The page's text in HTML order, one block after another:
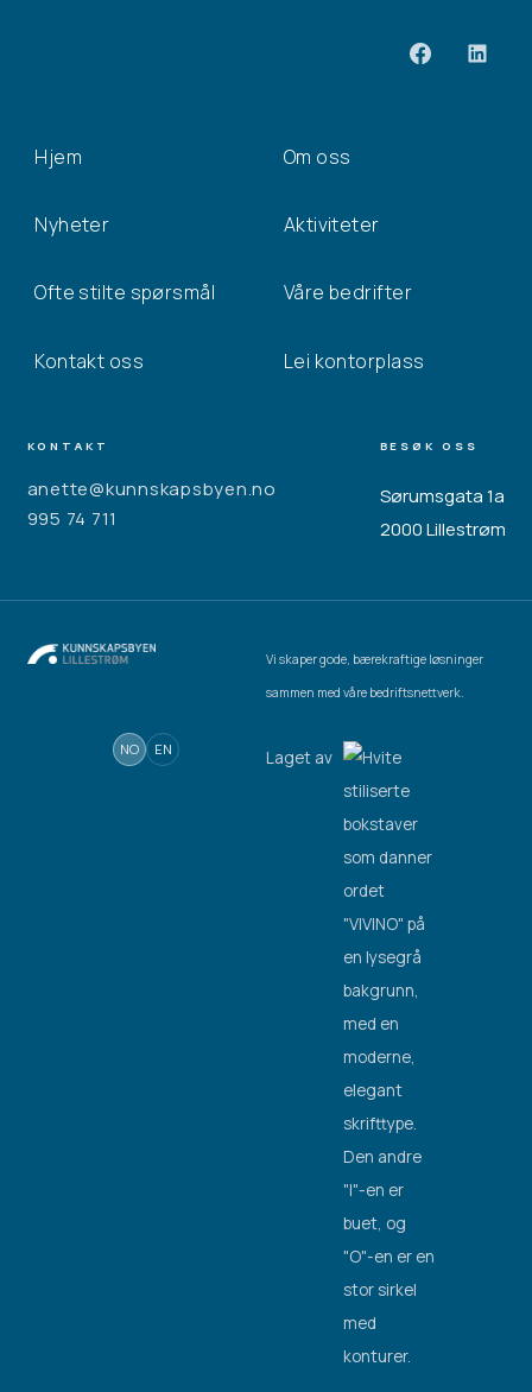
Hjem Om oss
Nyheter Aktiviteter
Ofte stilte spørsmål Våre bedrifter
Kontakt oss Lei kontorplass
KONTAKT
anette@kunnskapsbyen.no
995 74 711
BESØK OSS
Sørumsgata 1a
2000 Lillestrøm
Vi skaper gode, bærekraftige løsninger
sammen med våre bedriftsnettverk.
NO EN Laget av